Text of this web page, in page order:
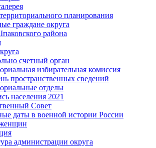
планирования
граждане округа
района
счетный орган
избирательная комиссия
пространственных сведений
отделы
населения 2021
Совет
даты в военной истории России
администрации округа